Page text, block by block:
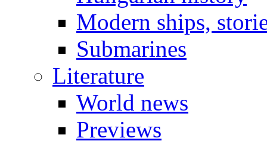
Modern ships,
Submarines
Literature
World news
Previews